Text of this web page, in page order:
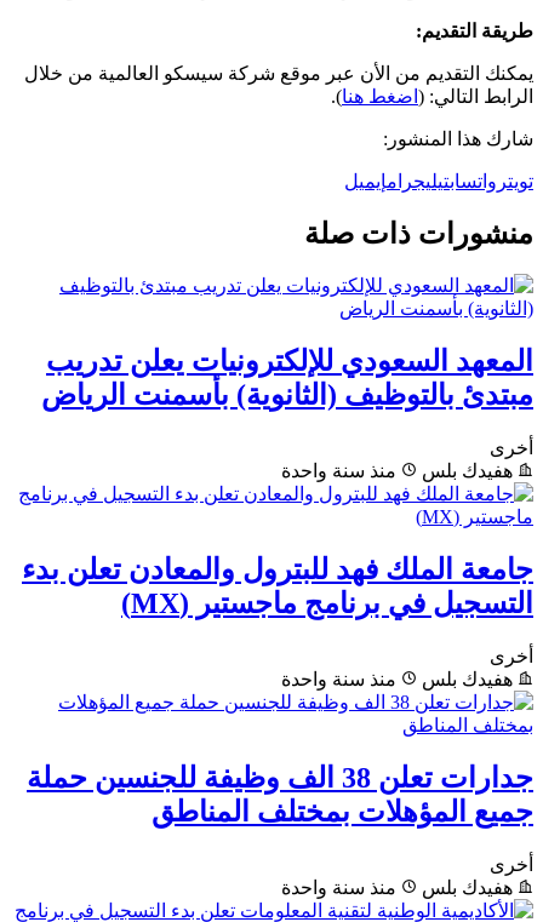
طريقة التقديم:
يمكنك التقديم من الأن عبر موقع شركة سيسكو العالمية من خلال
الرابط التالي: ( اضغط هنا).
شارك هذا المنشور:
تويتر واتسابتيليجرامإيميل
منشورات ذات صلة
المعهد السعودي للإلكترونيات يعلن تدريب
مبتدئ بالتوظيف (الثانوية) بأسمنت الرياض
أخرى
هفيدك بلس
منذ سنة واحدة
جامعة الملك فهد للبترول والمعادن تعلن بدء
التسجيل في برنامج ماجستير (MX)
أخرى
هفيدك بلس
منذ سنة واحدة
جدارات تعلن 38 الف وظيفة للجنسين حملة
جميع المؤهلات بمختلف المناطق
أخرى
هفيدك بلس
منذ سنة واحدة